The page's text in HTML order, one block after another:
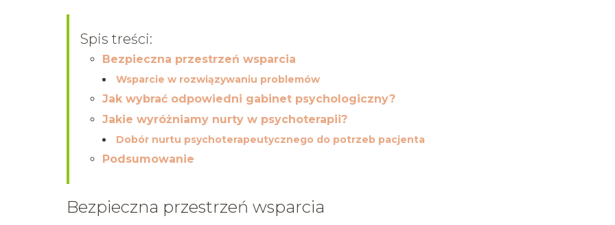
Spis treści:
Bezpieczna przestrzeń wsparcia
Wsparcie w rozwiązywaniu problemów
Jak wybrać odpowiedni gabinet psychologiczny?
Jakie wyróżniamy nurty w psychoterapii?
Dobór nurtu psychoterapeutycznego do potrzeb pacjenta
Podsumowanie
Bezpieczna przestrzeń wsparcia